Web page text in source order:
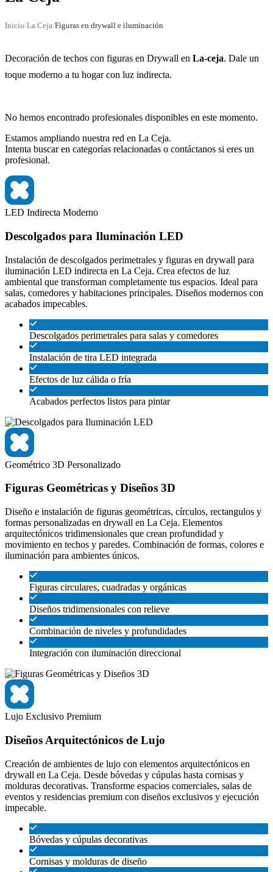
Inicio/La Ceja/Figuras en drywall e iluminación
Decoración de techos con figuras en Drywall en La-ceja. Dale un
toque moderno a tu hogar con luz indirecta.
No hemos encontrado profesionales disponibles en este momento.
Estamos ampliando nuestra red en La Ceja.
Intenta buscar en categorías relacionadas o contáctanos si eres un
profesional.
LED Indirecta Moderno
Descolgados para Iluminación LED
Instalación de descolgados perimetrales y figuras en drywall para
iluminación LED indirecta en La Ceja. Crea efectos de luz
ambiental que transforman completamente tus espacios. Ideal para
salas, comedores y habitaciones principales. Diseños modernos con
acabados impecables.
Descolgados perimetrales para salas y comedores
Instalación de tira LED integrada
Efectos de luz cálida o fría
Acabados perfectos listos para pintar
Geométrico 3D Personalizado
Figuras Geométricas y Diseños 3D
Diseño e instalación de figuras geométricas, círculos, rectangulos y
formas personalizadas en drywall en La Ceja. Elementos
arquitectónicos tridimensionales que crean profundidad y
movimiento en techos y paredes. Combinación de formas, colores e
iluminación para ambientes únicos.
Figuras circulares, cuadradas y orgánicas
Diseños tridimensionales con relieve
Combinación de niveles y profundidades
Integración con iluminación direccional
Lujo Exclusivo Premium
Diseños Arquitectónicos de Lujo
Creación de ambientes de lujo con elementos arquitectónicos en
drywall en La Ceja. Desde bóvedas y cúpulas hasta cornisas y
molduras decorativas. Transforme espacios comerciales, salas de
eventos y residencias premium con diseños exclusivos y ejecución
impecable.
Bóvedas y cúpulas decorativas
Cornisas y molduras de diseño